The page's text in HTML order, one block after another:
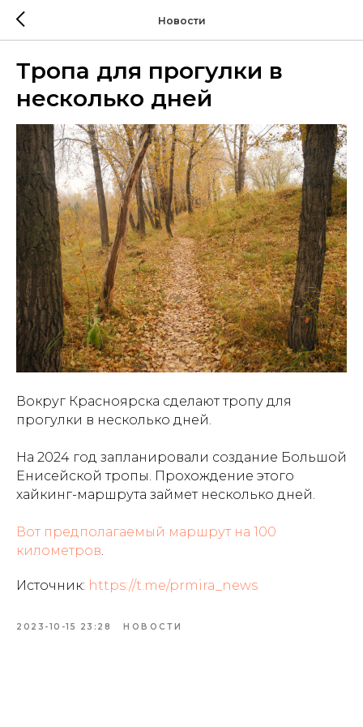
Новости
Тропа для прогулки в
несколько дней
Вокруг Красноярска сделают тропу для
прогулки в несколько дней.
На 2024 год запланировали создание Большой
Енисейской тропы. Прохождение этого
хайкинг-маршрута займет несколько дней.
Вот предполагаемый маршрут на 100
километров.
Источник: https://t.me/prmira_news
2023-10-15 23:28 НОВОСТИ